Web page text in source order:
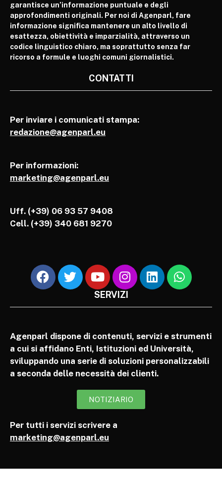
garantisce un’informazione puntuale e degli
approfondimenti originali. Per noi di Agenparl, fare
informazione significa mantenere un alto livello di
esattezza, obiettività e imparzialità, attraverso un
codice linguistico chiaro, ma soprattutto senza far
ricorso a formule e luoghi comuni giornalistici.
CONTATTI
Per inviare i comunicati stampa:
redazione@agenparl.eu
Per informazioni:
marketing@agenparl.eu
Uff. (+39) 06 93 57 9408
Cell. (+39) 340 681 9270
SERVIZI
Agenparl dispone di contenuti, servizi e strumenti
a cui si affidano Enti, Istituzioni ed Università,
sviluppando una serie di soluzioni personalizzabili
a seconda delle necessità dei clienti.
NOTIZIARIO
Per tutti i servizi scrivere a
marketing@agenparl.eu